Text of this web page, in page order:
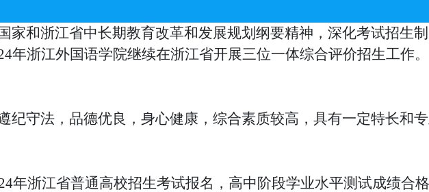
家和浙江省中长期教育改革和发展规划纲要精神，深化考试招生
年浙江外国语学院继续在浙江省开展三位一体综合评价招生工作。
纪守法， 品德优良，身心健康，综合素质较高，具有一定特长和专
年浙江省普通高校招生考试报名， 高中阶段学业水平测试成绩合格